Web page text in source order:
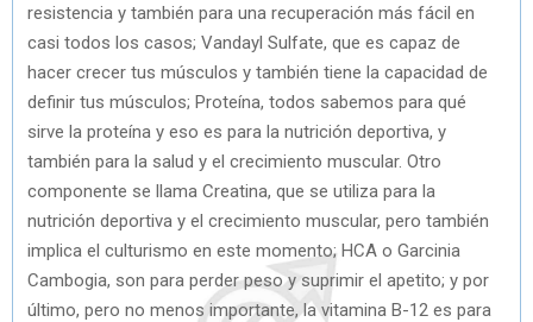
resistencia y también para una recuperación más fácil en
casi todos los casos; Vandayl Sulfate, que es capaz de
hacer crecer tus músculos y también tiene la capacidad de
definir tus músculos; Proteína, todos sabemos para qué
sirve la proteína y eso es para la nutrición deportiva, y
también para la salud y el crecimiento muscular. Otro
componente se llama Creatina, que se utiliza para la
nutrición deportiva y el crecimiento muscular, pero también
implica el culturismo en este momento; HCA o Garcinia
Cambogia, son para perder peso y suprimir el apetito; y por
último, pero no menos importante, la vitamina B-12 es para